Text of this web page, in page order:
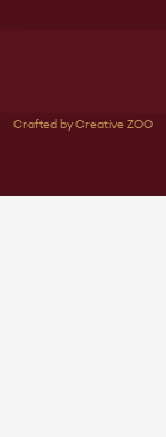
Crafted by Creative ZOO